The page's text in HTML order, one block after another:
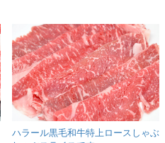
ハラール黒毛和牛特上ロースしゃぶ